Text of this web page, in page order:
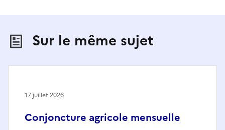
Sur le même sujet
Conjoncture agricole mensuelle
17 juillet 2026